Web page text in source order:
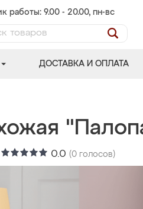
работы: 9.00 - 20.00, пн-вс
ДОСТАВКА И ОПЛАТА
0.0 (0 голосов)